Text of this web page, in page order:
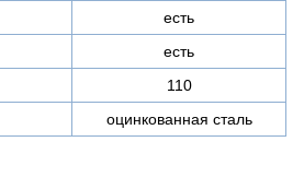
есть
есть
110
оцинкованная сталь